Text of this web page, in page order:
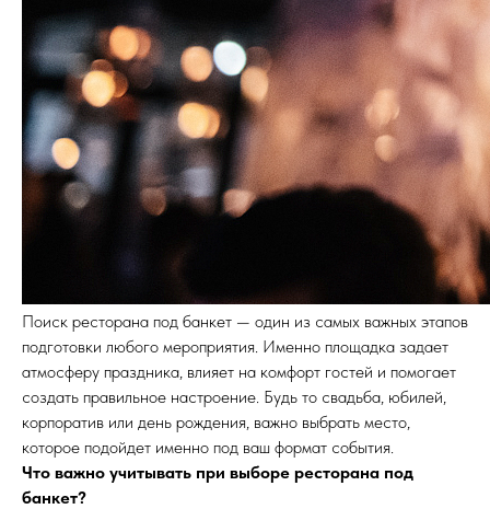
Поиск ресторана под банкет — один из самых важных этапов
подготовки любого мероприятия. Именно площадка задает
атмосферу праздника, влияет на комфорт гостей и помогает
создать правильное настроение. Будь то свадьба, юбилей,
корпоратив или день рождения, важно выбрать место,
которое подойдет именно под ваш формат события.
Что важно учитывать при выборе ресторана под
банкет?